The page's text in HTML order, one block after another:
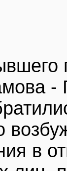
-
в